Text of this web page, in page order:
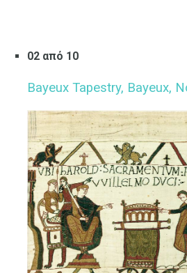
02 από 10
Bayeux Tapestry, Bayeux,